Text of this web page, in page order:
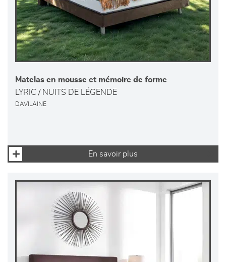
Matelas en mousse et mémoire de forme
LYRIC / NUITS DE LÉGENDE
DAVILAINE
En savoir plus